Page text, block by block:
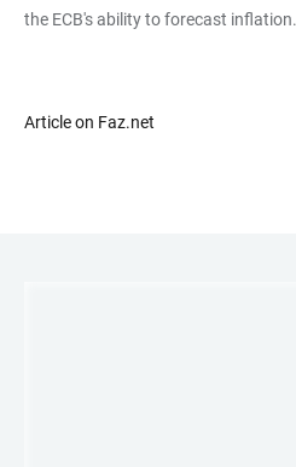
the ECB's ability to forecast inflation.
Article on Faz.net